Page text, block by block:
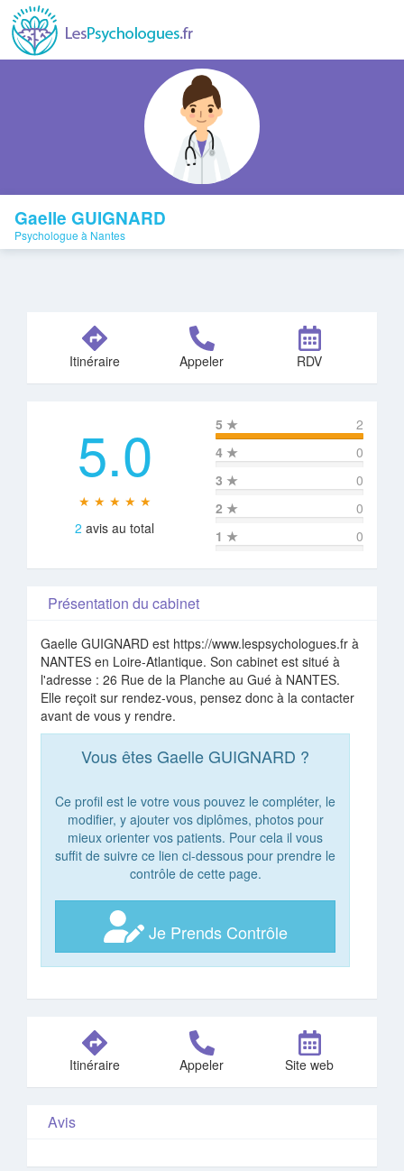
Gaelle GUIGNARD
Psychologue à Nantes
Itinéraire Appeler RDV
5.0
★ ★ ★ ★ ★
2 avis au total
5 ★
2
4 ★
0
3 ★
0
2 ★
0
1 ★ 0
Présentation du cabinet
Gaelle GUIGNARD est https://www.lespsychologues.fr à
NANTES en Loire-Atlantique. Son cabinet est situé à
l'adresse : 26 Rue de la Planche au Gué à NANTES.
Elle reçoit sur rendez-vous, pensez donc à la contacter
avant de vous y rendre.
Vous êtes Gaelle GUIGNARD ?
Ce profil est le votre vous pouvez le compléter, le
modifier, y ajouter vos diplômes, photos pour
mieux orienter vos patients. Pour cela il vous
suffit de suivre ce lien ci-dessous pour prendre le
contrôle de cette page.
Je Prends Contrôle
Itinéraire Appeler Site web
Avis